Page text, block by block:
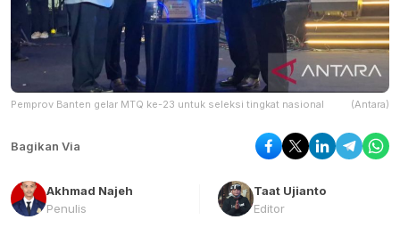
Pemprov Banten gelar MTQ ke-23 untuk seleksi tingkat nasional (Antara)
Bagikan Via
Akhmad Najeh
Penulis
Taat Ujianto
Editor